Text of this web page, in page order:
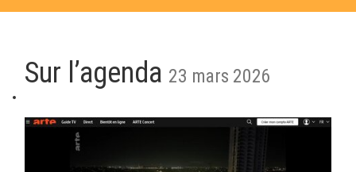
Sur l’agenda 23 mars 2026